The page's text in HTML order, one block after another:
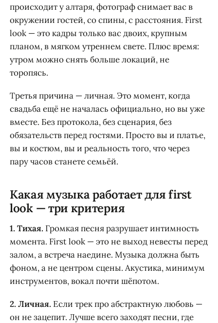
происходит у алтаря, фотограф снимает вас в
окружении гостей, со спины, с расстояния. First
look — это кадры только вас двоих, крупным
планом, в мягком утреннем свете. Плюс время:
утром можно снять больше локаций, не
торопясь.
Третья причина — личная. Это момент, когда
свадьба ещё не началась официально, но вы уже
вместе. Без протокола, без сценария, без
обязательств перед гостями. Просто вы и платье,
вы и костюм, вы и реальность того, что через
пару часов станете семьёй.
Какая музыка работает для first
look — три критерия
1. Тихая. Громкая песня разрушает интимность
момента. First look — это не выход невесты перед
залом, а встреча наедине. Музыка должна быть
фоном, а не центром сцены. Акустика, минимум
инструментов, вокал почти шёпотом.
2. Личная. Если трек про абстрактную любовь —
он не зацепит. Лучше всего заходят песни, где